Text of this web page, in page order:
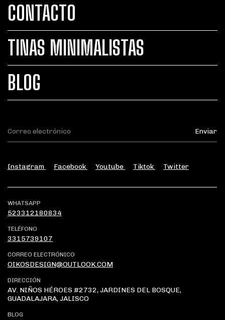
CONTACTO
TINAS MINIMALISTAS
BLOG
Instagram Facebook Youtube Tiktok Twitter
WHATSAPP
523312180834
TELÉFONO
3315739107
CORREO ELECTRÓNICO
OIKOSDESIGN@OUTLOOK.COM
DIRECCIÓN
AV. NIÑOS HÉROES #2732, JARDINES DEL BOSQUE,
GUADALAJARA, JALISCO
BLOG